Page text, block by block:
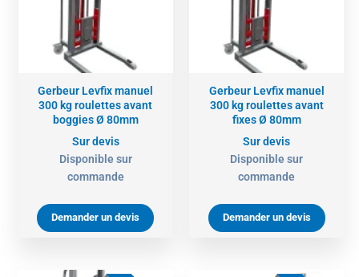
Gerbeur Levfix manuel
300 kg roulettes avant
boggies Ø 80mm
Sur devis
Disponible sur
commande
Demander un devis
Gerbeur Levfix manuel
300 kg roulettes avant
fixes Ø 80mm
Sur devis
Disponible sur
commande
Demander un devis